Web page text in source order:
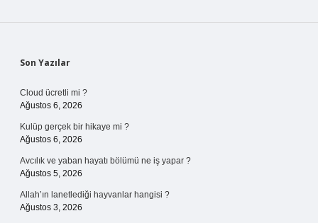
Sidebar
Son Yazılar
Cloud ücretli mi ?
Ağustos 6, 2026
Kulüp gerçek bir hikaye mi ?
Ağustos 6, 2026
Avcılık ve yaban hayatı bölümü ne iş yapar ?
Ağustos 5, 2026
Allah’ın lanetlediği hayvanlar hangisi ?
Ağustos 3, 2026